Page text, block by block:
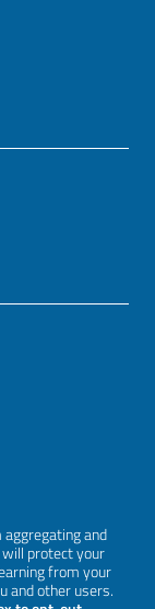
and
will protect your
from your
and other users.